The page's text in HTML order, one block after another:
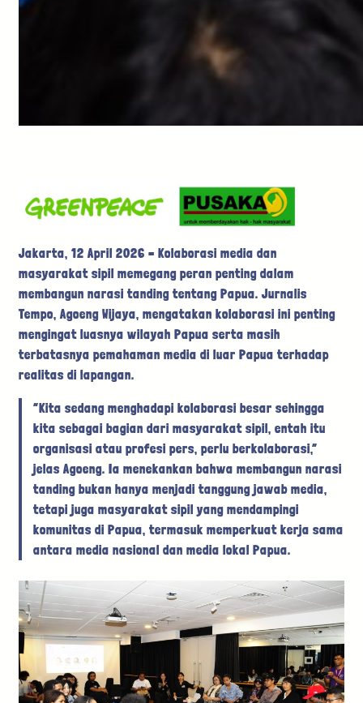
Jakarta, 12 April 2026 – Kolaborasi media dan
masyarakat sipil memegang peran penting dalam
membangun narasi tanding tentang Papua. Jurnalis
Tempo, Agoeng Wijaya, mengatakan kolaborasi ini penting
mengingat luasnya wilayah Papua serta masih
terbatasnya pemahaman media di luar Papua terhadap
realitas di lapangan.
“Kita sedang menghadapi kolaborasi besar sehingga
kita sebagai bagian dari masyarakat sipil, entah itu
organisasi atau profesi pers, perlu berkolaborasi,”
jelas Agoeng. Ia menekankan bahwa membangun narasi
tanding bukan hanya menjadi tanggung jawab media,
tetapi juga masyarakat sipil yang mendampingi
komunitas di Papua, termasuk memperkuat kerja sama
antara media nasional dan media lokal Papua.